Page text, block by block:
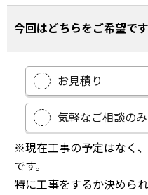
今回はどちらをご希望で
お見積り
気軽なご相談のみ
※現在工事の予定はなく
です。
特に工事をするか決めら